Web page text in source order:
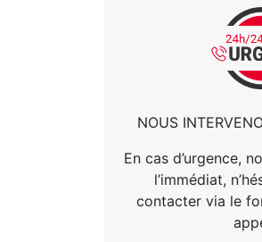
NOUS
En cas d’urgence,
l’immédiat,
contacter via le